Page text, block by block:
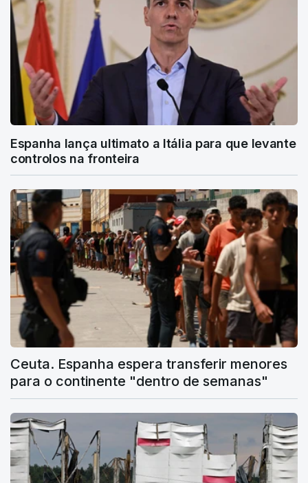
Espanha lança ultimato a Itália para que levante
controlos na fronteira
Ceuta. Espanha espera transferir menores
para o continente "dentro de semanas"